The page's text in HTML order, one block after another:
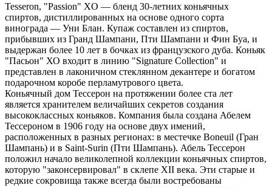
Tesseron, "Passion" XO — бленд 30-летних коньячных
спиртов, дистиллированных на основе одного сорта
винограда — Уни Блан. Купаж составлен из спиртов,
прибывших из Гранд Шампани, Пти Шампани и Фин Буа, и
выдержан более 10 лет в бочках из французского дуба. Коньяк
"Пасьон" ХО входит в линию "Signature Collection" и
представлен в лаконичном стеклянном декантере и богатом
подарочном коробе перламутрового цвета.
Коньячный дом Тессерон на протяжении более ста лет
является хранителем величайших секретов создания
высококлассных коньяков. Компания была создана Абелем
Тессероном в 1906 году на основе двух имений,
расположенных в разных регионах: в местечке Boneuil (Гран
Шампань) и в Saint-Surin (Пти Шампань). Абель Тессерон
положил начало великолепной коллекции коньячных спиртов,
которую "законсервировал" в склепе XII века. Эти старые и
редкие сокровища также всегда были востребованы